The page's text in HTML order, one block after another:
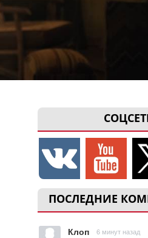
ПОСЛЕДНИЕ
Клоп 6 минут назад